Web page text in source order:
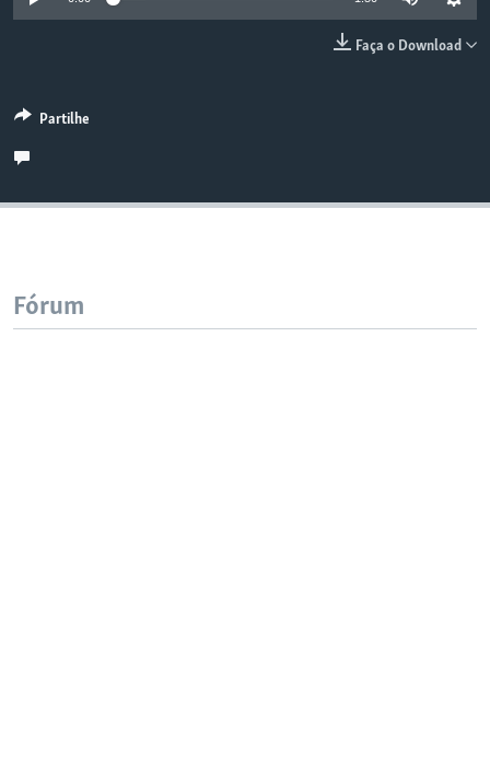
Faça o Download
Partilhe
Fórum